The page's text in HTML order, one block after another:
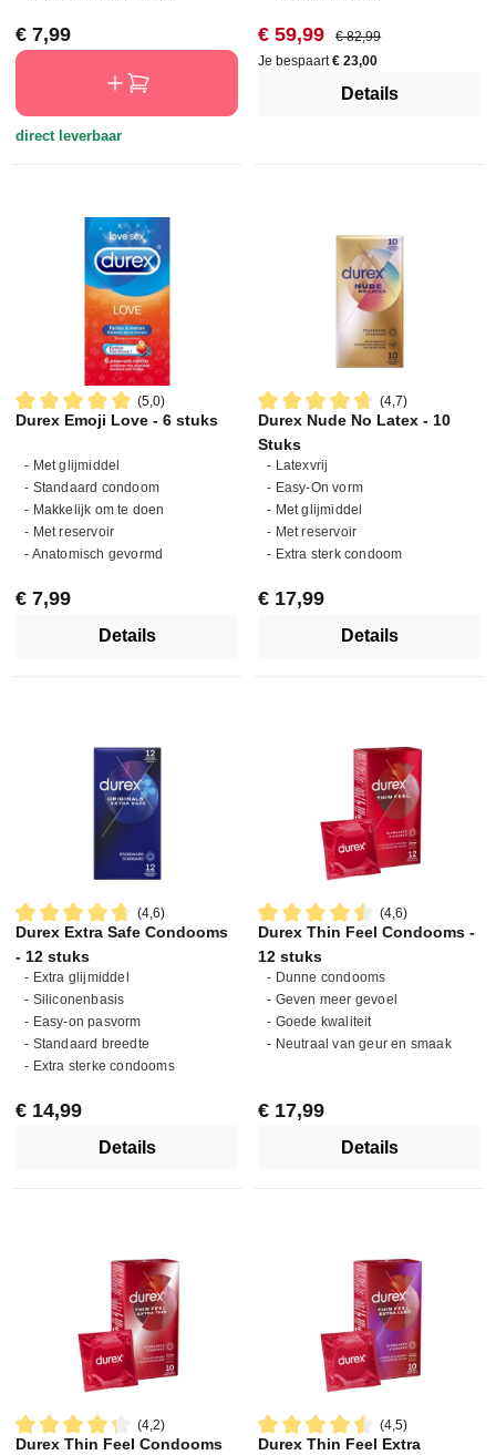
Normale prijs:
€ 7,99
direct leverbaar
Verkoopprijs:
€ 59,99 Normale prijs:
€ 82,99
Je bespaart€ 23,00
Details
(5,0)
Gemiddelde waardering van 5 van 5 sterren
Durex Emoji Love - 6 stuks
- Met glijmiddel
- Standaard condoom
- Makkelijk om te doen
- Met reservoir
- Anatomisch gevormd
Normale prijs:
€ 7,99
Details
(4,7)
Gemiddelde waardering van
Durex Nude No Latex - 10
Stuks
- Latexvrij
- Easy-On vorm
- Met glijmiddel
- Met reservoir
- Extra sterk condoom
Normale prijs:
€ 17,99
Details
(4,6)
Gemiddelde waardering van 4.6 van 5 sterren
Durex Extra Safe Condooms
- 12 stuks
- Extra glijmiddel
- Siliconenbasis
- Easy-on pasvorm
- Standaard breedte
- Extra sterke condooms
Normale prijs:
€ 14,99
Details
(4,6)
Gemiddelde waardering van
Durex Thin Feel Condooms -
12 stuks
- Dunne condooms
- Geven meer gevoel
- Goede kwaliteit
- Neutraal van geur en smaak
Normale prijs:
€ 17,99
Details
(4,2)
Gemiddelde waardering van 4.2 van 5 sterren
Durex Thin Feel Condooms
(4,5)
Gemiddelde waardering van
Durex Thin Feel Extra